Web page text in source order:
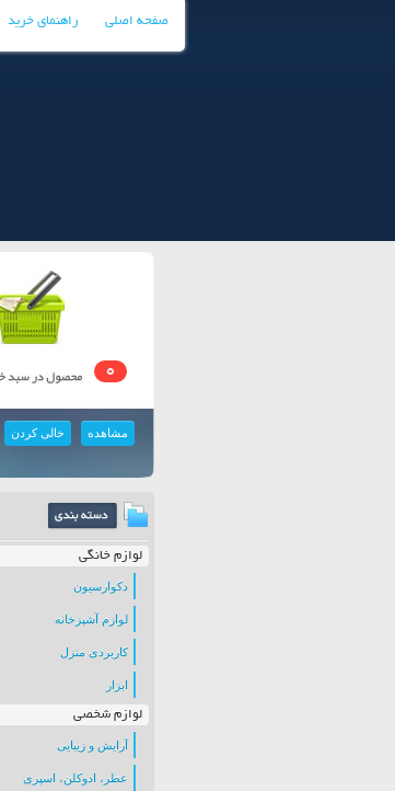
صفحه اصلی راهنمای خرید
0
مشاهده خالی کردن
لوازم خانگی
دکوارسیون
لوازم آشپزخانه
کاربردی منزل
ابزار
لوازم شخصی
آرایش و زیبایی
عطر، ادوکلن، اسپری